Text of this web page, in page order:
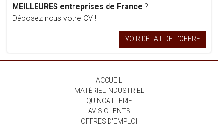
MEILLEURES entreprises de France ?
Déposez nous votre CV !
VOIR DÉTAIL DE L'OFFRE
ACCUEIL
MATÉRIEL INDUSTRIEL
QUINCAILLERIE
AVIS CLIENTS
OFFRES D'EMPLOI